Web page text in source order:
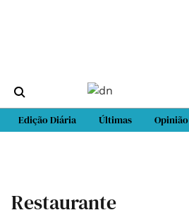
Edição Diária Últimas Opinião
Restaurante